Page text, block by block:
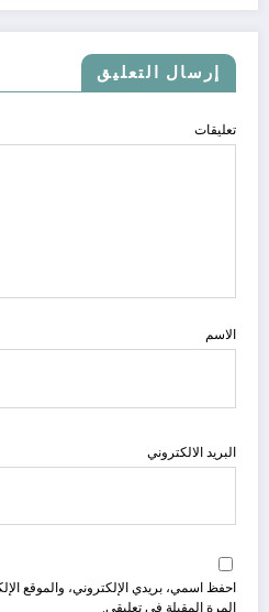
إرسال التعليق
تعليقات
الاسم
البريد الالكتروني
احفظ اسمي، بريدي الإلكتروني، والموقع
المرة المقبلة في تعليقي.